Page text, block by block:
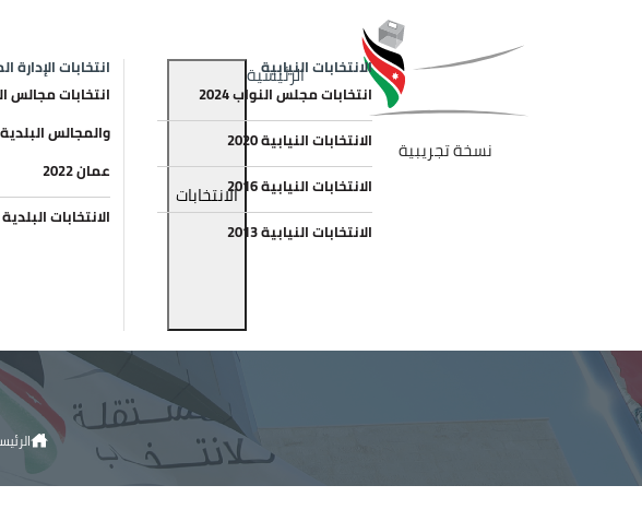
نسخة تجريبية
Main navigation
الرئيسية
الانتخابات
الانتخابات النيابية
انتخابات مجلس النواب 2024
الانتخابات النيابية 2020
الانتخابات النيابية 2016
الانتخابات النيابية 2013
انتخابات الإدارة
انتخابات مجالس
والمجالس
عمان 2022
الانتخابات البلدية